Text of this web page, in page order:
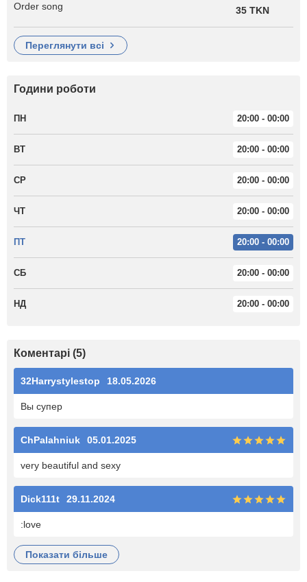
Order song 35 TKN
переглянути всі
Години роботи
ПН 20:00 - 00:00
ВТ 20:00 - 00:00
СР 20:00 - 00:00
ЧТ 20:00 - 00:00
ПТ 20:00 - 00:00
СБ 20:00 - 00:00
НД 20:00 - 00:00
Коментарі (5)
32Harrystylestop 18.05.2026
Вы супер
ChPalahniuk 05.01.2025
very beautiful and sexy
Dick111t 29.11.2024
:love
показати більше